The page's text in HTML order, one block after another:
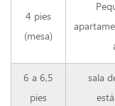
decoración
navideña
4 pies
(mesa)
6 a 6,5
pies
sala